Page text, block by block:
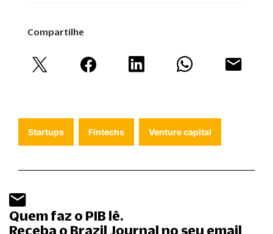
Compartilhe
Startups Fintechs Venture capital
Quem faz o PIB lê.
Receba o Brazil Journal no seu email